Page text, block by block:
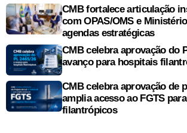
CMB fortalece articulação
com OPAS/OMS e
agendas estratégicas
CMB celebra aprovação do
avanço para hospitais
CMB celebra aprovação de
amplia acesso ao FGTS
filantrópicos